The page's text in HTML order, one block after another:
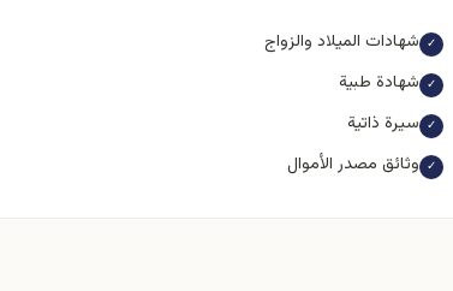
✓ شهادات الميلاد والزواج
✓ شهادة طبية
✓ سيرة ذاتية
✓ وثائق مصدر الأموال